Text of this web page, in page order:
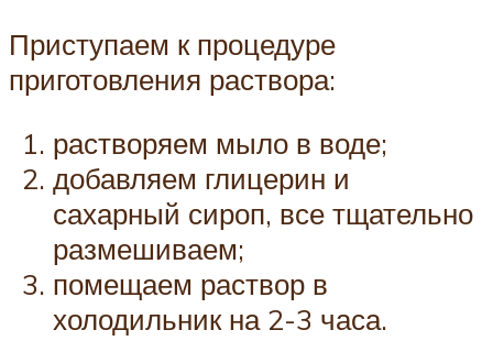
Приступаем к процедуре
приготовления раствора:
растворяем мыло в воде;
добавляем глицерин и
сахарный сироп, все тщательно
размешиваем;
помещаем раствор в
холодильник на 2-3 часа.